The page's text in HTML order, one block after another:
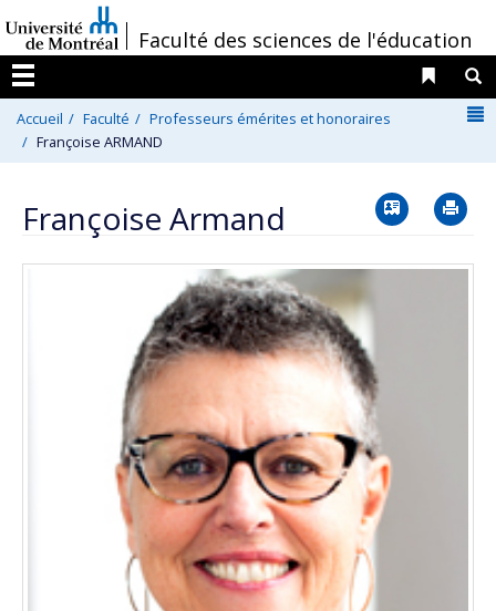
au
contenu
/Faculté des sciences de l'éducation
Menu
Liens
Accueil Faculté
Professeurs émérites et honoraires
Françoise ARMAND
Françoise Armand Vcard